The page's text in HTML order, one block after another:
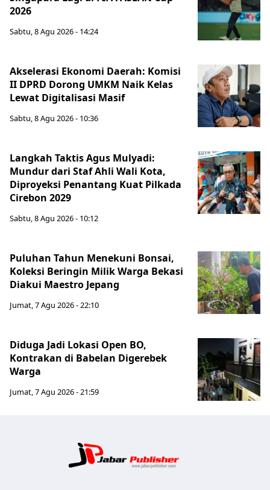
2026
Sabtu, 8 Agu 2026 - 14:24
Akselerasi Ekonomi Daerah: Komisi
II DPRD Dorong UMKM Naik Kelas
Lewat Digitalisasi Masif
Sabtu, 8 Agu 2026 - 10:36
Langkah Taktis Agus Mulyadi:
Mundur dari Staf Ahli Wali Kota,
Diproyeksi Penantang Kuat Pilkada
Cirebon 2029
Sabtu, 8 Agu 2026 - 10:12
Puluhan Tahun Menekuni Bonsai,
Koleksi Beringin Milik Warga Bekasi
Diakui Maestro Jepang
Jumat, 7 Agu 2026 - 22:10
Diduga Jadi Lokasi Open BO,
Kontrakan di Babelan Digerebek
Warga
Jumat, 7 Agu 2026 - 21:59